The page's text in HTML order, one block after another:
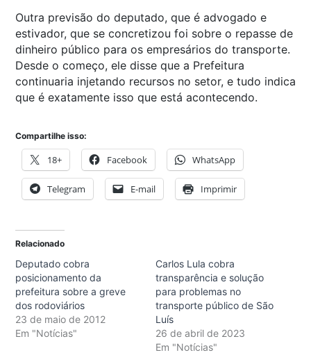
Outra previsão do deputado, que é advogado e
estivador, que se concretizou foi sobre o repasse de
dinheiro público para os empresários do transporte.
Desde o começo, ele disse que a Prefeitura
continuaria injetando recursos no setor, e tudo indica
que é exatamente isso que está acontecendo.
Compartilhe isso:
18+ Facebook WhatsApp
Telegram E-mail Imprimir
Relacionado
Deputado cobra
posicionamento da
prefeitura sobre a greve
dos rodoviários
23 de maio de 2012
Em "Notícias"
Carlos Lula cobra
transparência e solução
para problemas no
transporte público de São
Luís
26 de abril de 2023
Em "Notícias"